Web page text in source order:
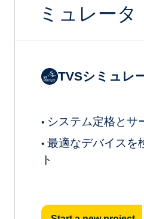
ミュレータ
TVSシミュレ
• システム定格とサ
• 最適なデバイスを
ト